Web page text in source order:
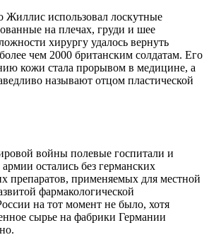
Жиллис использовал лоскутные
на плечах, груди и шее
хирургу удалось вернуть
чем 2000 британским солдатам. Его
кожи стала прорывом в медицине, а
называют отцом пластической
войны полевые госпитали и
остались без германских
препаратов, применяемых для местной
фармакологической
на тот момент не было, хотя
сырье на фабрики Германии